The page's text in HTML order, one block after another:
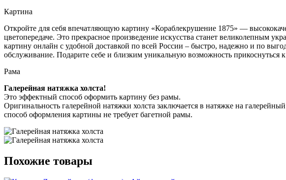
Картина
Откройте для себя впечатляющую картину «Кораблекрушение 1875» —
цветопередаче. Это прекрасное произведение искусства станет великолепным
картину онлайн с удобной доставкой по всей России – быстро, надежно и по
обслуживание. Подарите себе и близким уникальную возможность прикоснуться к
Рама
Галерейная натяжка холста!
Это эффектный способ оформить картину без рамы.
Оригинальность галерейной натяжки холста заключается в натяжке на
способ оформления картины не требует багетной рамы.
Похожие товары